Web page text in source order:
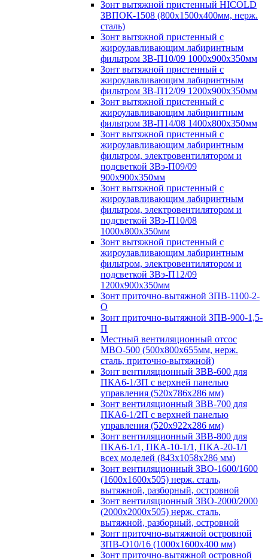
Зонт вытяжной пристенный HICOLD
ЗВПОК-1508 (800х1500х400мм, нерж.
сталь)
Зонт вытяжной пристенный с
жироулавливающим лабиринтным
фильтром ЗВ-П10/09 1000х900х350мм
Зонт вытяжной пристенный с
жироулавливающим лабиринтным
фильтром ЗВ-П12/09 1200х900х350мм
Зонт вытяжной пристенный с
жироулавливающим лабиринтным
фильтром ЗВ-П14/08 1400х800х350мм
Зонт вытяжной пристенный с
жироулавливающим лабиринтным
фильтром, электровентилятором и
подсветкой ЗВэ-П09/09
900х900х350мм
Зонт вытяжной пристенный с
жироулавливающим лабиринтным
фильтром, электровентилятором и
подсветкой ЗВэ-П10/08
1000х800х350мм
Зонт вытяжной пристенный с
жироулавливающим лабиринтным
фильтром, электровентилятором и
подсветкой ЗВэ-П12/09
1200х900х350мм
Зонт приточно-вытяжной ЗПВ-1100-2-
О
Зонт приточно-вытяжной ЗПВ-900-1,5-
П
Местный вентиляционный отсос
МВО-500 (500х800х655мм, нерж.
сталь, приточно-вытяжной)
Зонт вентиляционный ЗВВ-600 для
ПКА6-1/3П с верхней панелью
управления (520х786х286 мм)
Зонт вентиляционный ЗВВ-700 для
ПКА6-1/2П с верхней панелью
управления (520х922х286 мм)
Зонт вентиляционный ЗВВ-800 для
ПКА6-1/1, ПКА-10-1/1, ПКА-20-1/1
всех моделей (843х1058х286 мм)
Зонт вентиляционный ЗВО-1600/1600
(1600х1600х505) нерж. сталь,
вытяжной, разборный, островной
Зонт вентиляционный ЗВО-2000/2000
(2000х2000х505) нерж. сталь,
вытяжной, разборный, островной
Зонт приточно-вытяжной островной
ЗПВ-О10/16 (1000х1600х400 мм)
Зонт приточно-вытяжной островной